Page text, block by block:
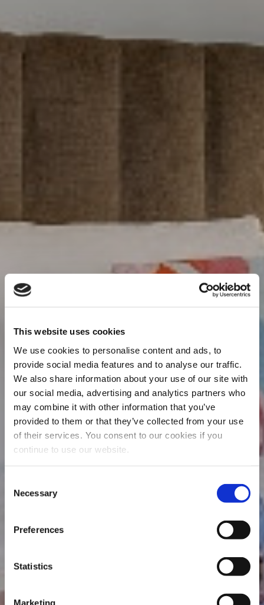
This website uses cookies
We use cookies to personalise content and ads, to
provide social media features and to analyse our traffic.
We also share information about your use of our site with
our social media, advertising and analytics partners who
may combine it with other information that you’ve
provided to them or that they’ve collected from your use
of their services. You consent to our cookies if you
continue to use our website.
Selection
Necessary
Preferences
Statistics
Marketing